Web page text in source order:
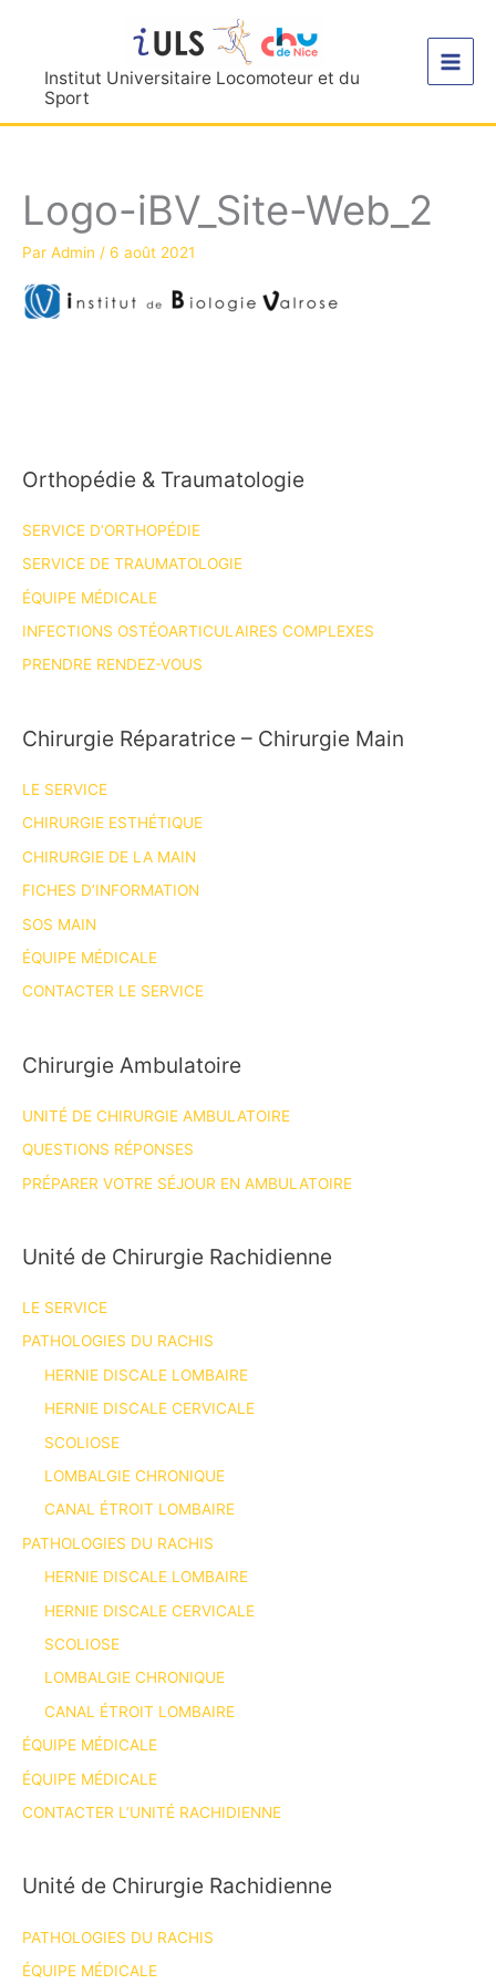
contenuInstitut Universitaire Locomoteur et du
Sport
Logo-iBV_Site-Web_2
Par Admin / 6 août 2021
Orthopédie & Traumatologie
SERVICE D’ORTHOPÉDIE
SERVICE DE TRAUMATOLOGIE
ÉQUIPE MÉDICALE
INFECTIONS OSTÉOARTICULAIRES COMPLEXES
PRENDRE RENDEZ-VOUS
Chirurgie Réparatrice – Chirurgie Main
LE SERVICE
CHIRURGIE ESTHÉTIQUE
CHIRURGIE DE LA MAIN
FICHES D’INFORMATION
SOS MAIN
ÉQUIPE MÉDICALE
CONTACTER LE SERVICE
Chirurgie Ambulatoire
UNITÉ DE CHIRURGIE AMBULATOIRE
QUESTIONS RÉPONSES
PRÉPARER VOTRE SÉJOUR EN AMBULATOIRE
Unité de Chirurgie Rachidienne
LE SERVICE
PATHOLOGIES DU RACHIS
HERNIE DISCALE LOMBAIRE
HERNIE DISCALE CERVICALE
SCOLIOSE
LOMBALGIE CHRONIQUE
CANAL ÉTROIT LOMBAIRE
PATHOLOGIES DU RACHIS
HERNIE DISCALE LOMBAIRE
HERNIE DISCALE CERVICALE
SCOLIOSE
LOMBALGIE CHRONIQUE
CANAL ÉTROIT LOMBAIRE
ÉQUIPE MÉDICALE
ÉQUIPE MÉDICALE
CONTACTER L’UNITÉ RACHIDIENNE
Unité de Chirurgie Rachidienne
PATHOLOGIES DU RACHIS
ÉQUIPE MÉDICALE